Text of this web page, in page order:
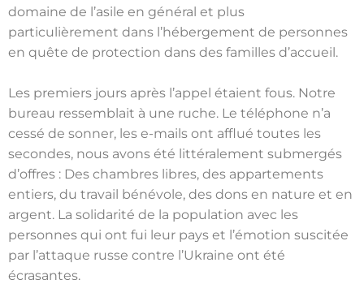
domaine de l’asile en général et plus
particulièrement dans l’hébergement de personnes
en quête de protection dans des familles d’accueil.
Les premiers jours après l’appel étaient fous. Notre
bureau ressemblait à une ruche. Le téléphone n’a
cessé de sonner, les e-mails ont afflué toutes les
secondes, nous avons été littéralement submergés
d’offres : Des chambres libres, des appartements
entiers, du travail bénévole, des dons en nature et en
argent. La solidarité de la population avec les
personnes qui ont fui leur pays et l’émotion suscitée
par l’attaque russe contre l’Ukraine ont été
écrasantes.